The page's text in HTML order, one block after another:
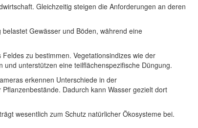
Gleichzeitig steigen die Anforderungen an deren
Gewässer und Böden, während eine
zu bestimmen. Vegetationsindizes wie der
und unterstützen eine teilflächenspezifische Düngung.
erkennen Unterschiede in der
Dadurch kann Wasser gezielt dort
wesentlich zum Schutz natürlicher Ökosysteme bei.